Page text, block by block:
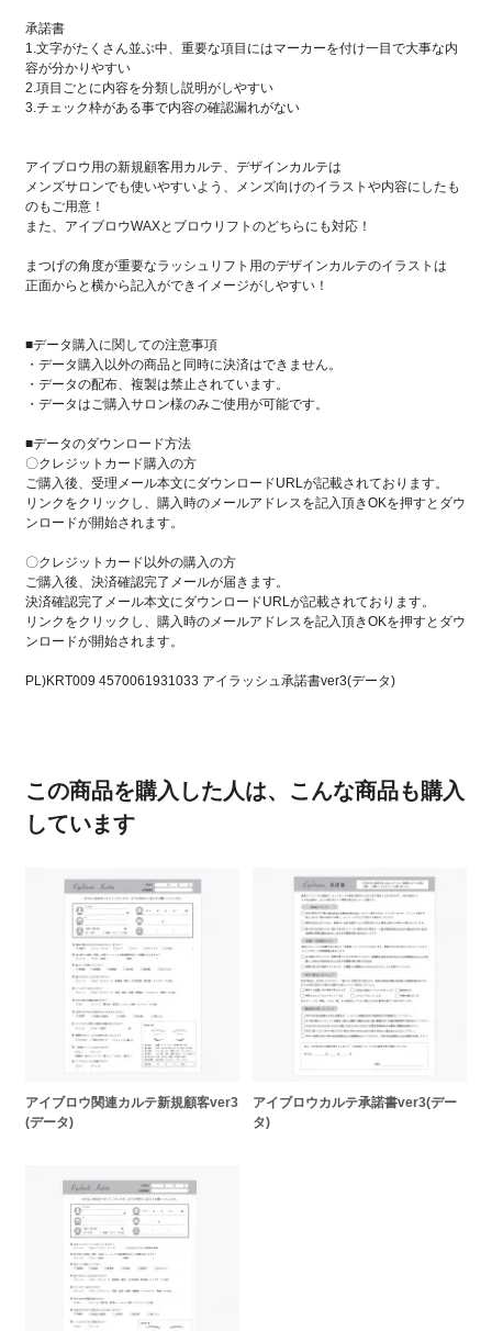
承諾書
1.文字がたくさん並ぶ中、重要な項目にはマーカーを付け一目で大事な内
容が分かりやすい
2.項目ごとに内容を分類し説明がしやすい
3.チェック枠がある事で内容の確認漏れがない
アイブロウ用の新規顧客用カルテ、デザインカルテは
メンズサロンでも使いやすいよう、メンズ向けのイラストや内容にしたも
のもご用意！
また、アイブロウWAXとブロウリフトのどちらにも対応！
まつげの角度が重要なラッシュリフト用のデザインカルテのイラストは
正面からと横から記入ができイメージがしやすい！
■データ購入に関しての注意事項
・データ購入以外の商品と同時に決済はできません。
・データの配布、複製は禁止されています。
・データはご購入サロン様のみご使用が可能です。
■データのダウンロード方法
〇クレジットカード購入の方
ご購入後、受理メール本文にダウンロードURLが記載されております。
リンクをクリックし、購入時のメールアドレスを記入頂きOKを押すとダウ
ンロードが開始されます。
〇クレジットカード以外の購入の方
ご購入後、決済確認完了メールが届きます。
決済確認完了メール本文にダウンロードURLが記載されております。
リンクをクリックし、購入時のメールアドレスを記入頂きOKを押すとダウ
ンロードが開始されます。
PL)KRT009 4570061931033 アイラッシュ承諾書ver3(データ)
この商品を購入した人は、こんな商品も購入
しています
アイブロウ関連カルテ新規顧客ver3
(データ)
アイブロウカルテ承諾書ver3(デー
タ)